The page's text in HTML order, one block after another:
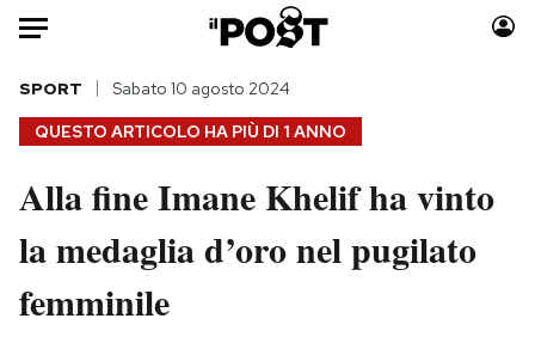
Auto
HOME
Italia
Politica
Tecnologia
Moda
Consumismi
QUESTO ARTICOLO HA PIÙ DI 1 ANNO
SPORT Sabato 10 agosto 2024
Alla fine Imane Khelif ha vinto
la medaglia d’oro nel pugilato
femminile